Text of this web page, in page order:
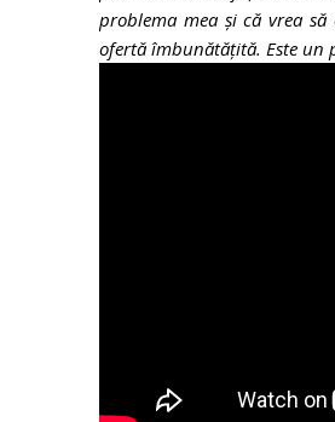
problema mea și că vrea
ofertă îmbunătățită. Este un